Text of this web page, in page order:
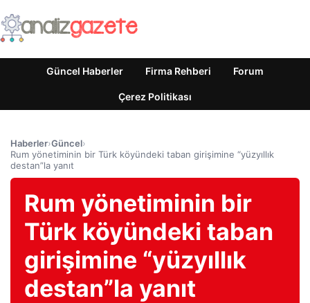
Güncel Haberler Firma Rehberi Forum
Çerez Politikası
Haberler›Güncel›
Rum yönetiminin bir Türk köyündeki taban girişimine “yüzyıllık
destan”la yanıt
Rum yönetiminin bir
Türk köyündeki taban
girişimine “yüzyıllık
destan”la yanıt